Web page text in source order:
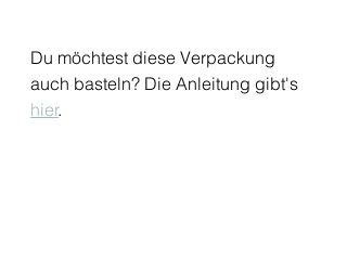
Du möchtest diese Verpackung
auch basteln? Die Anleitung gibt's
hier.